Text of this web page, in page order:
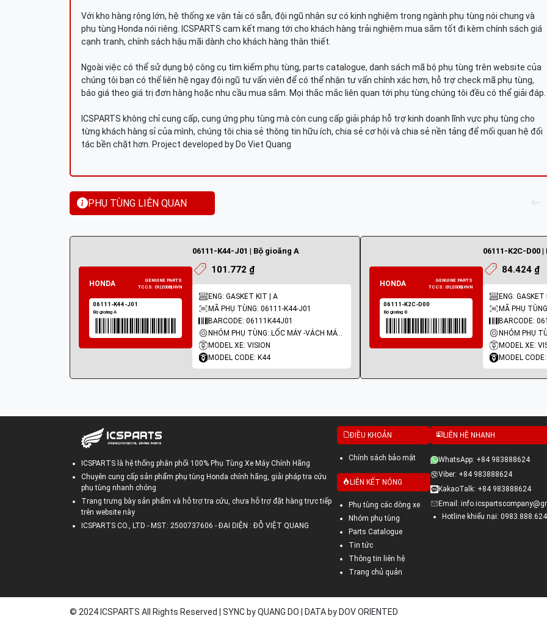
Với kho hàng rộng lớn, hệ thống xe vận tải có sẵn, đội ngũ nhân sự có kinh nghiệm trong ngành phụ tùng nói chung và
phụ tùng Honda nói riêng. ICSPARTS cam kết mang tới cho khách hàng trải nghiệm mua sắm tốt đi kèm chính sách giá
cạnh tranh, chính sách hậu mãi dành cho khách hàng thân thiết.
Ngoài việc có thể sử dụng bộ công cụ tìm kiếm phụ tùng, parts catalogue, danh sách mã bộ phụ tùng trên website của
chúng tôi bạn có thể liên hệ ngay đội ngũ tư vấn viên để có thể nhận tư vấn chính xác hơn, hỗ trợ check mã phụ tùng,
báo giá theo giá trị đơn hàng hoặc nhu cầu mua sắm. Mọi thắc mắc liên quan tới phụ tùng chúng tôi đều có thể giải đáp.
ICSPARTS không chỉ cung cấp, cung ứng phụ tùng mà còn cung cấp giải pháp hỗ trợ kinh doanh lĩnh vực phụ tùng cho
từng khách hàng sỉ của mình, chúng tôi chia sẻ thông tin hữu ích, chia sẻ cơ hội và chia sẻ nền tảng để mối quan hệ đối
tác bền chặt hơn. Project developed by Do Viet Quang
PHỤ TÙNG LIÊN QUAN
06111-K44-J01 | Bộ gioăng A
101.772 ₫
ENG: GASKET KIT | A
MÃ PHỤ TÙNG: 06111-K44-J01
BARCODE: 06111K44J01
NHÓM PHỤ TÙNG: LỐC MÁY -VÁCH MÁY - GIOĂNG MÁY
MODEL XE: VISION
MODEL CODE: K44
06111-K2C-D00 |
84.424 ₫
ENG: GASKET
MÃ PHỤ
BARCODE:
MODEL XE:
MODEL
ICSPARTS là hệ thống phân phối 100% Phụ Tùng Xe Máy Chính Hãng
Chuyên cung cấp sản phẩm phụ tùng Honda chính hãng, giải pháp tra cứu
phụ tùng nhanh chóng
Trang trưng bày sản phẩm và hỗ trợ tra cứu, chưa hỗ trợ đặt hàng trực tiếp
trên website này
ICSPARTS CO., LTD - MST: 2500737606 - ĐẠI DIỆN : ĐỖ VIỆT QUANG
ĐIỀU KHOẢN
Chính sách bảo mật
LIÊN KẾT NÓNG
Phụ tùng các dòng xe
Nhóm phụ tùng
Parts Catalogue
Tin tức
Thông tin liên hệ
Trang chủ quản
LIÊN HỆ NHANH
WhatsApp: +84 983888624
Viber: +84 983888624
KakaoTalk: +84 983888624
Email:
Hotline khiếu nại: 0983.888.624
© 2024 ICSPARTS All Rights Reserved | SYNC by QUANG DO | DATA by DOV ORIENTED